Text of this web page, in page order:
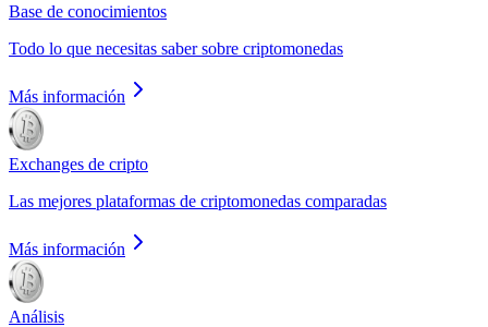
Base de conocimientos
Todo lo que necesitas saber sobre criptomonedas
Más información
Exchanges de cripto
Las mejores plataformas de criptomonedas comparadas
Más información
Análisis